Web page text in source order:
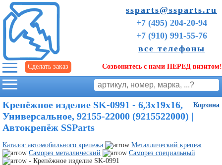
ssparts@ssparts.ru
+7 (495) 204-20-94
+7 (910) 991-55-76
все телефоны
Сделать заказ Созвонитесь с нами ПЕРЕД визитом!
Корзина
Крепёжное изделие SK-0991 - 6,3x19x16,
Универсальное, 92155-22000 (9215522000) |
Автокрепёж SSParts
Каталог автомобильного крепежа
Металлический крепеж
Саморез металлический
Саморез специальный
- Крепёжное изделие SK-0991